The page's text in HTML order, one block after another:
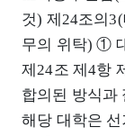
것) 제24조의
무의 위탁) ①
제24조 제4항
합의된 방식과
해당 대학은